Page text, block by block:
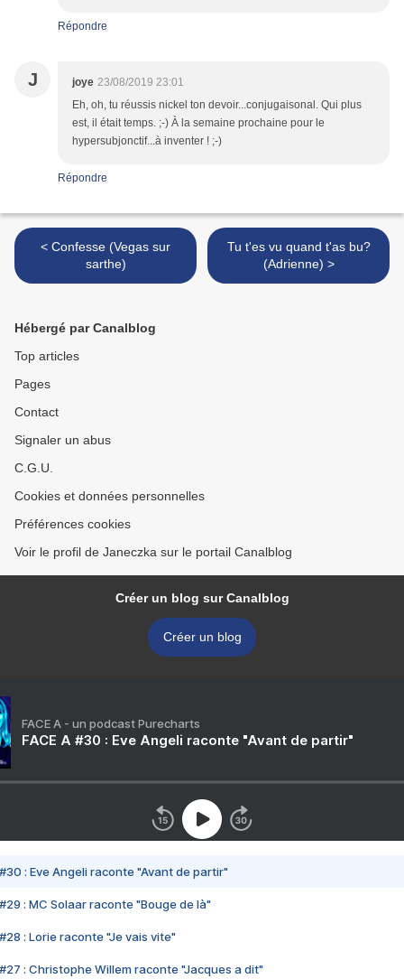
Répondre
J joye 23/08/2019 23:01
Eh, oh, tu réussis nickel ton devoir...conjugaisonal. Qui plus
est, il était temps. ;-) À la semaine prochaine pour le
hypersubjonctif...à inventer ! ;-)
Répondre
< Confesse (Vegas sur
sarthe)
Tu t'es vu quand t'as bu?
(Adrienne) >
Hébergé par Canalblog
Top articles
Pages
Contact
Signaler un abus
C.G.U.
Cookies et données personnelles
Préférences cookies
Voir le profil de Janeczka sur le portail Canalblog
Créer un blog sur Canalblog
Créer un blog
FACE A - un podcast Purecharts
FACE A #30 : Eve Angeli raconte "Avant de partir"
#30 : Eve Angeli raconte "Avant de partir"
#29 : MC Solaar raconte "Bouge de là"
#28 : Lorie raconte "Je vais vite"
#27 : Christophe Willem raconte "Jacques a dit"